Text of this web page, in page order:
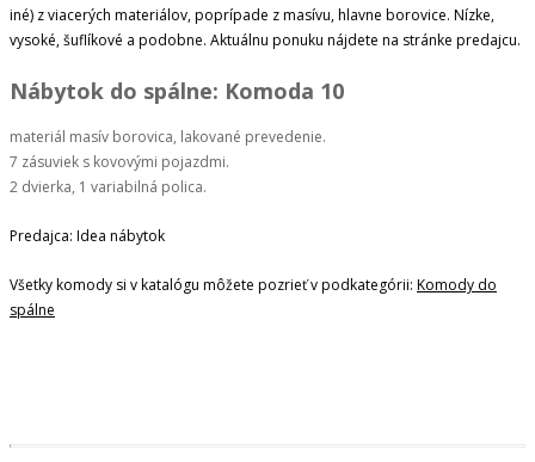
iné) z viacerých materiálov, poprípade z masívu, hlavne borovice. Nízke,
vysoké, šuflíkové a podobne. Aktuálnu ponuku nájdete na stránke predajcu.
Nábytok do spálne: Komoda 10
materiál masív borovica, lakované prevedenie.
7 zásuviek s kovovými pojazdmi.
2 dvierka, 1 variabilná polica.
Predajca: Idea nábytok
Všetky komody si v katalógu môžete pozrieť v podkategórii: Komody do
spálne